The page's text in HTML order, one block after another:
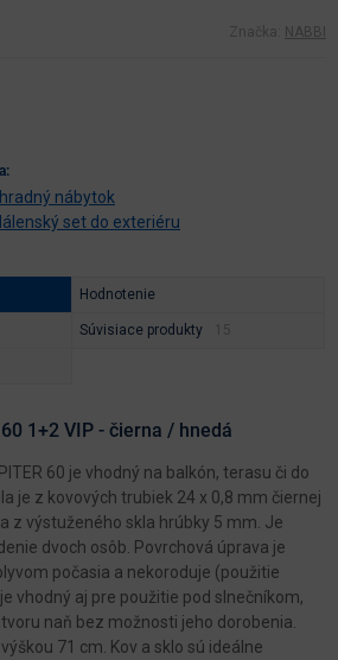
Značka: NABBI
nábytok
set do exteriéru
Hodnotenie
Súvisiace produkty
1+2 VIP - čierna / hnedá
60 je vhodný na balkón, terasu či do
je z kovových trubiek 24 x 0,8 mm čiernej
z výstuženého skla hrúbky 5 mm. Je
dvoch osôb. Povrchová úprava je
počasia a nekoroduje (použitie
vhodný aj pre použitie pod slnečníkom,
naň bez možnosti jeho dorobenia.
71 cm. Kov a sklo sú ideálne